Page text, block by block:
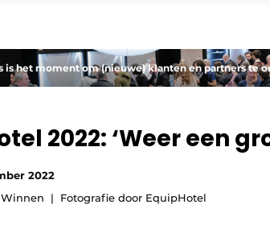
is het moment om (nieuwe) klanten en partners te
2022: ‘Weer een
2022
Fotografie door EquipHotel